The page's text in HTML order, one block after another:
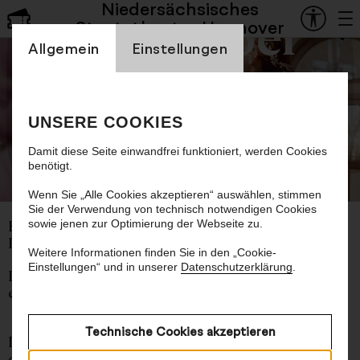
Einstellung Cookienbanner
Allgemein
Einstellungen
UNSERE COOKIES
Damit diese Seite einwandfrei funktioniert, werden Cookies
benötigt.
Wenn Sie „Alle Cookies akzeptieren“ auswählen, stimmen
Sie der Verwendung von technisch notwendigen Cookies
sowie jenen zur Optimierung der Webseite zu.
Weitere Informationen finden Sie in den „Cookie-
Einstellungen“ und in unserer Datenschutzerklärung
Technische Cookies akzeptieren
Niedersächsisches
Staatstheater Hannover
Staatsoper
Komische Oper von Gioachino Rossini
Libretto von Jacopo Ferretti
In italienischer Sprache mit deutschen und
englischen Übertiteln
Der alte Traum: Am Ende meint es die Welt